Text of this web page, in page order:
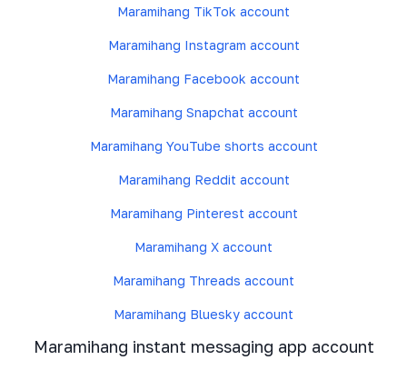
Maramihang TikTok account
Maramihang Instagram account
Maramihang Facebook account
Maramihang Snapchat account
Maramihang YouTube shorts account
Maramihang Reddit account
Maramihang Pinterest account
Maramihang X account
Maramihang Threads account
Maramihang Bluesky account
Maramihang instant messaging app account